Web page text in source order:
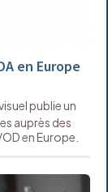
en Europe
publie un
auprès des
en Europe.